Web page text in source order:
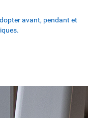
avant, pendant et